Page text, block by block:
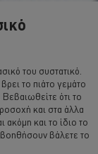
του συστατικό.
το πιάτο γεμάτο
ότι το
και στα άλλα
ακόμη και το ίδιο το
βάλετε το